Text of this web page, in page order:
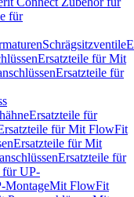
für
Schrägsitzventile
Ersatzteile für Mit
Ersatzteile für
Ersatzteile für
für Mit FlowFit
Ersatzteile für Mit
Ersatzteile für
für UP-
MontageMit FlowFit